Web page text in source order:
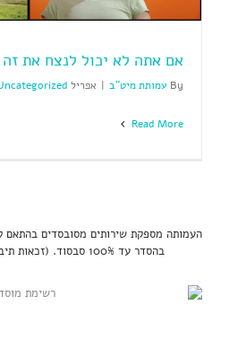
אם אתה לא יכול לנצח את
By עמותת מיט"ב | אפריל 13th, 2020
Read More
העמותה מספקת שירותים מסובסדים בהתאם
בהסדר עד 100% סבסוד. (זכאות תיבדק על פי הקריטריונים)